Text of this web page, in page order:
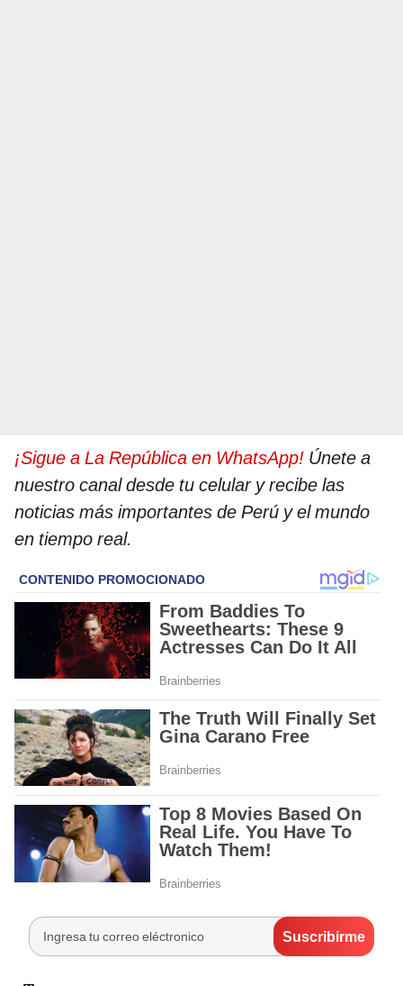
¡Sigue a La República en WhatsApp! Únete a
nuestro canal desde tu celular y recibe las
noticias más importantes de Perú y el mundo
en tiempo real.